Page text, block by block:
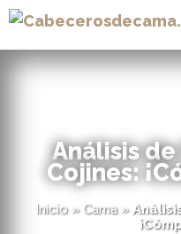
Análisis
Cojines:
Inicio» Cama»